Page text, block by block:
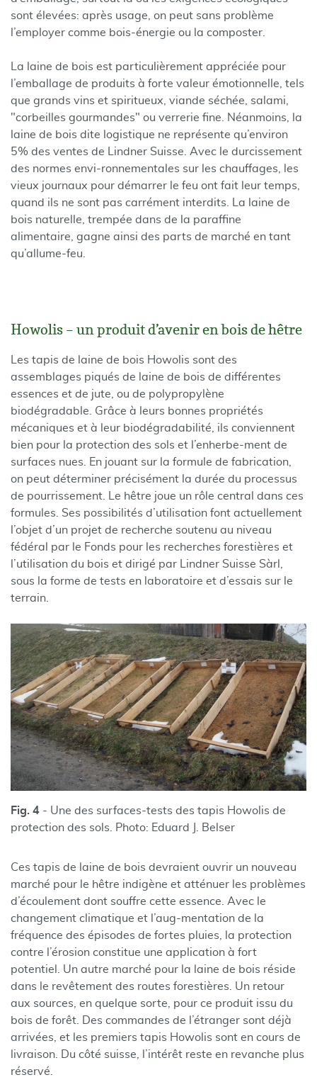
sont élevées: après usage, on peut sans problème
l’employer comme bois-énergie ou la composter.
La laine de bois est particulièrement appréciée pour
l’emballage de produits à forte valeur émotionnelle, tels
que grands vins et spiritueux, viande séchée, salami,
"corbeilles gourmandes" ou verrerie fine. Néanmoins, la
laine de bois dite logistique ne représente qu’environ
5% des ventes de Lindner Suisse. Avec le durcissement
des normes envi-ronnementales sur les chauffages, les
vieux journaux pour démarrer le feu ont fait leur temps,
quand ils ne sont pas carrément interdits. La laine de
bois naturelle, trempée dans de la paraffine
alimentaire, gagne ainsi des parts de marché en tant
qu’allume-feu.
Howolis – un produit d’avenir en bois de hêtre
Les tapis de laine de bois Howolis sont des
assemblages piqués de laine de bois de différentes
essences et de jute, ou de polypropylène
biodégradable. Grâce à leurs bonnes propriétés
mécaniques et à leur biodégradabilité, ils conviennent
bien pour la protection des sols et l’enherbe-ment de
surfaces nues. En jouant sur la formule de fabrication,
on peut déterminer précisément la durée du processus
de pourrissement. Le hêtre joue un rôle central dans ces
formules. Ses possibilités d’utilisation font actuellement
l’objet d’un projet de recherche soutenu au niveau
fédéral par le Fonds pour les recherches forestières et
l’utilisation du bois et dirigé par Lindner Suisse Sàrl,
sous la forme de tests en laboratoire et d’essais sur le
terrain.
Fig. 4 - Une des surfaces-tests des tapis Howolis de
protection des sols. Photo: Eduard J. Belser
Ces tapis de laine de bois devraient ouvrir un nouveau
marché pour le hêtre indigène et atténuer les problèmes
d’écoulement dont souffre cette essence. Avec le
changement climatique et l’aug-mentation de la
fréquence des épisodes de fortes pluies, la protection
contre l’érosion constitue une application à fort
potentiel. Un autre marché pour la laine de bois réside
dans le revêtement des routes forestières. Un retour
aux sources, en quelque sorte, pour ce produit issu du
bois de forêt. Des commandes de l’étranger sont déjà
arrivées, et les premiers tapis Howolis sont en cours de
livraison. Du côté suisse, l’intérêt reste en revanche plus
réservé.